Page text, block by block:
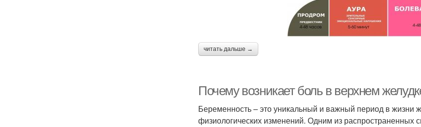
читать дальше →
Почему возникает боль в верхнем
Беременность – это уникальный и важный период в
физиологических изменений. Одним из